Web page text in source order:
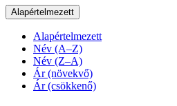
Alapértelmezett
Alapértelmezett
Név (A–Z)
Név (Z–A)
Ár (növekvő)
Ár (csökkenő)